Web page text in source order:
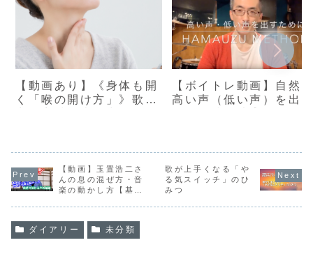
【動画あり】《身体も開
く「喉の開け方」》歌唱
【ボイトレ動画】自然
高い声（低い声）を出
【動画】玉置浩二さ
んの息の混ぜ方・音
楽の動かし方【基礎
歌が上手くなる「や
る気スイッチ」のひ
みつ
ダイアリー 未分類